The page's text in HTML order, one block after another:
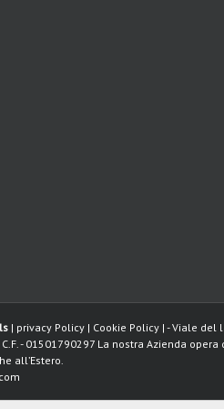
| privacy Policy | Cookie Policy | - Viale del
C.F. - 01501790297 La nostra Azienda
all’Estero.